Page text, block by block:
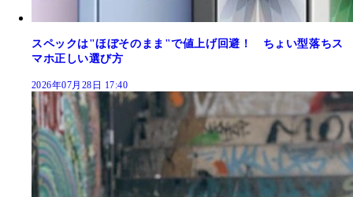
スペックは"ほぼそのまま"で値上げ回避！ ちょい型落ちス
マホ正しい選び方
2026年07月28日 17:40